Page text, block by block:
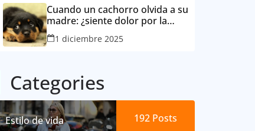
Cuando un cachorro olvida a su
madre: ¿siente dolor por la
separación?
1 diciembre 2025
Categories
Estilo de vida 192 Posts